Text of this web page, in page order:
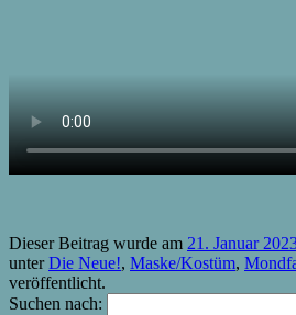
Dieser Beitrag wurde am 21. Januar
unterDie Neue!, Maske/Kostüm,
veröffentlicht.
Suchen nach: